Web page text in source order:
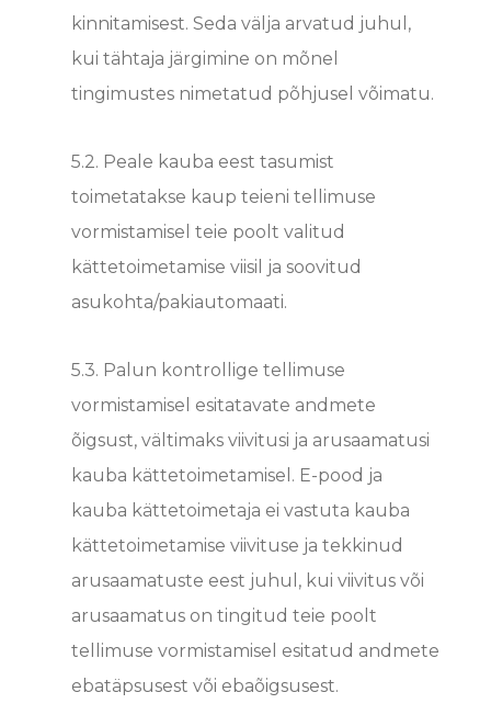
kinnitamisest. Seda välja arvatud juhul,
kui tähtaja järgimine on mõnel
tingimustes nimetatud põhjusel võimatu.
5.2. Peale kauba eest tasumist
toimetatakse kaup teieni tellimuse
vormistamisel teie poolt valitud
kättetoimetamise viisil ja soovitud
asukohta/pakiautomaati.
5.3. Palun kontrollige tellimuse
vormistamisel esitatavate andmete
õigsust, vältimaks viivitusi ja arusaamatusi
kauba kättetoimetamisel. E-pood ja
kauba kättetoimetaja ei vastuta kauba
kättetoimetamise viivituse ja tekkinud
arusaamatuste eest juhul, kui viivitus või
arusaamatus on tingitud teie poolt
tellimuse vormistamisel esitatud andmete
ebatäpsusest või ebaõigsusest.